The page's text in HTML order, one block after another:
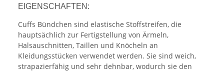
EIGENSCHAFTEN:
Cuffs Bündchen sind elastische Stoffstreifen, die
hauptsächlich zur Fertigstellung von Ärmeln,
Halsauschnitten, Taillen und Knöcheln an
Kleidungsstücken verwendet werden. Sie sind weich,
strapazierfähig und sehr dehnbar, wodurch sie den